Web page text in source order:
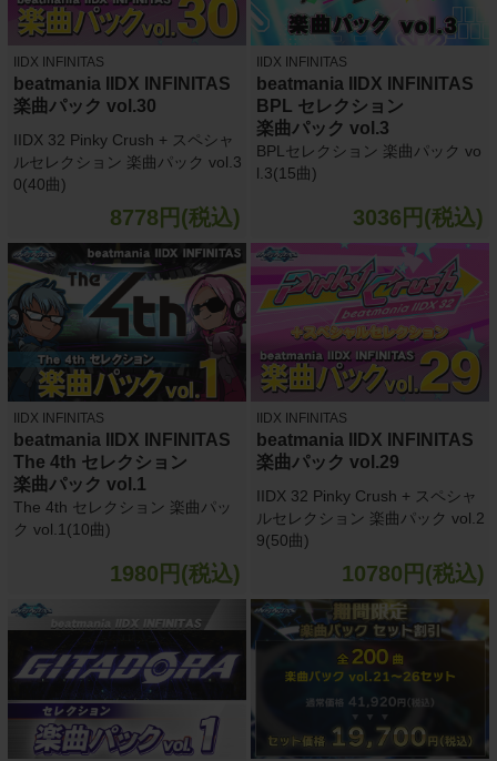
IIDX INFINITAS
beatmania IIDX INFINITAS
楽曲パック vol.30
IIDX 32 Pinky Crush + スペシャ
ルセレクション 楽曲パック vol.3
0(40曲)
8778円(税込)
IIDX INFINITAS
beatmania IIDX INFINITAS
BPL セレクション
楽曲パック vol.3
BPLセレクション 楽曲パック vo
l.3(15曲)
3036円(税込)
IIDX INFINITAS
beatmania IIDX INFINITAS
The 4th セレクション
楽曲パック vol.1
The 4th セレクション 楽曲パッ
ク vol.1(10曲)
1980円(税込)
IIDX INFINITAS
beatmania IIDX INFINITAS
楽曲パック vol.29
IIDX 32 Pinky Crush + スペシャ
ルセレクション 楽曲パック vol.2
9(50曲)
10780円(税込)